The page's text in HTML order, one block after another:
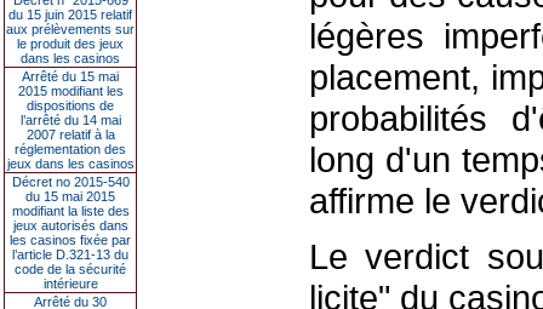
du 15 juin 2015 relatif
aux prélèvements sur
le produit des jeux
dans les casinos
Arrêté du 15 mai
2015 modifiant les
dispositions de
l’arrêté du 14 mai
2007 relatif à la
réglementation des
jeux dans les casinos
Décret no 2015-540
du 15 mai 2015
modifiant la liste des
jeux autorisés dans
les casinos fixée par
l’article D.321-13 du
code de la sécurité
intérieure
Arrêté du 30
légères
placement,
probabilités
long d'un
affirme le
Le verdict
licite" du